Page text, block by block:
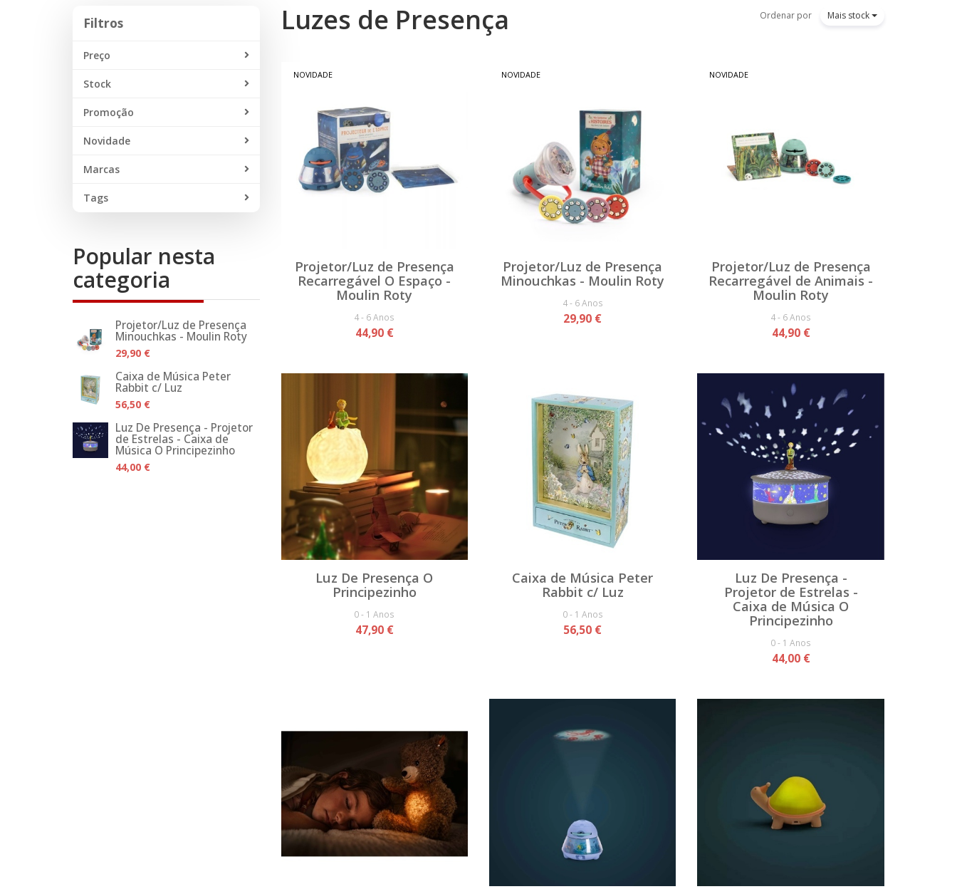
Filtros
Preço
Stock
Promoção
Novidade
Marcas
Tags
Popular nesta
categoria
Projetor/Luz de Presença
Minouchkas - Moulin Roty
29,90 €
Caixa de Música Peter
Rabbit c/ Luz
56,50 €
Luz De Presença - Projetor
de Estrelas - Caixa de
Música O Principezinho
44,00 €
Luzes de Presença Ordenar por Mais stock
NOVIDADE
Projetor/Luz de Presença
Recarregável O Espaço -
Moulin Roty
4 - 6 Anos
44,90 €
NOVIDADE
Projetor/Luz de Presença
Minouchkas - Moulin Roty
4 - 6 Anos
29,90 €
NOVIDADE
Projetor/Luz de Presença
Recarregável de Animais -
Moulin Roty
4 - 6 Anos
44,90 €
Luz De Presença O
Principezinho
0 - 1 Anos
47,90 €
Caixa de Música Peter
Rabbit c/ Luz
0 - 1 Anos
56,50 €
Luz De Presença -
Projetor de Estrelas -
Caixa de Música O
Principezinho
0 - 1 Anos
44,00 €